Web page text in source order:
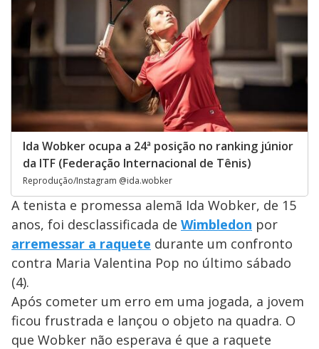
Ida Wobker ocupa a 24ª posição no ranking júnior
da ITF (Federação Internacional de Tênis)
Reprodução/Instagram @ida.wobker
A tenista e promessa alemã Ida Wobker, de 15
anos, foi desclassificada de Wimbledon por
arremessar a raquete durante um confronto
contra Maria Valentina Pop no último sábado
(4).
Após cometer um erro em uma jogada, a jovem
ficou frustrada e lançou o objeto na quadra. O
que Wobker não esperava é que a raquete